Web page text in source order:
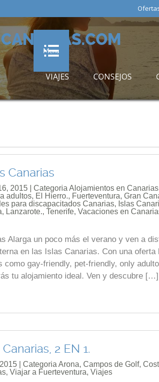
CANARIAS.COM
Menu
VIAJES CONSEJOS
Canarias
2015 | Categoria Alojamientos en Canarias
adultos, El Hierro., Fuerteventura, Gran
para discapacitados Canarias, Islas
, Lanzarote., Tenerife, Vacaciones en
Alarga un poco más el verano y ven a
en las Islas Canarias. Con una oferta
como gay-friendly, pet-friendly, only
tu alojamiento ideal. Ven y descubre […]
2 EN 1.
| Categoria Arona, Campos de Golf,
, Viajar a Fuerteventura, Viajes